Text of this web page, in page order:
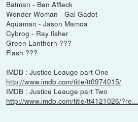
Batman - Ben Affleck
Wonder Woman - Gal Gadot
Aquaman - Jason Mamoa
Cybrog - Ray fisher
Green Lanthern ???
Flash ???
IMDB : Justice Leauge part One
http://www.imdb.com/title/tt0974015/
IMDB : Justice Leauge part Two
http://www.imdb.com/title/tt4121026/?re...